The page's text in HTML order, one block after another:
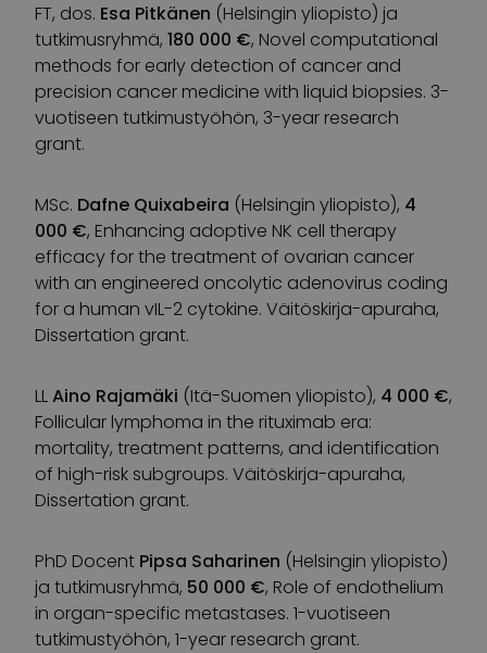
FT, dos. Esa Pitkänen (Helsingin yliopisto) ja
tutkimusryhmä, 180 000 €, Novel computational
methods for early detection of cancer and
precision cancer medicine with liquid biopsies. 3-
vuotiseen tutkimustyöhön, 3-year research
grant.
MSc. Dafne Quixabeira (Helsingin yliopisto), 4
000 €, Enhancing adoptive NK cell therapy
efficacy for the treatment of ovarian cancer
with an engineered oncolytic adenovirus coding
for a human vIL-2 cytokine. Väitöskirja-apuraha,
Dissertation grant.
LLAino Rajamäki (Itä-Suomen yliopisto), 4 000 €,
Follicular lymphoma in the rituximab era:
mortality, treatment patterns, and identification
of high-risk subgroups. Väitöskirja-apuraha,
Dissertation grant.
PhD Docent Pipsa Saharinen (Helsingin yliopisto)
ja tutkimusryhmä, 50 000 €, Role of endothelium
in organ-specific metastases. 1-vuotiseen
tutkimustyöhön, 1-year research grant.